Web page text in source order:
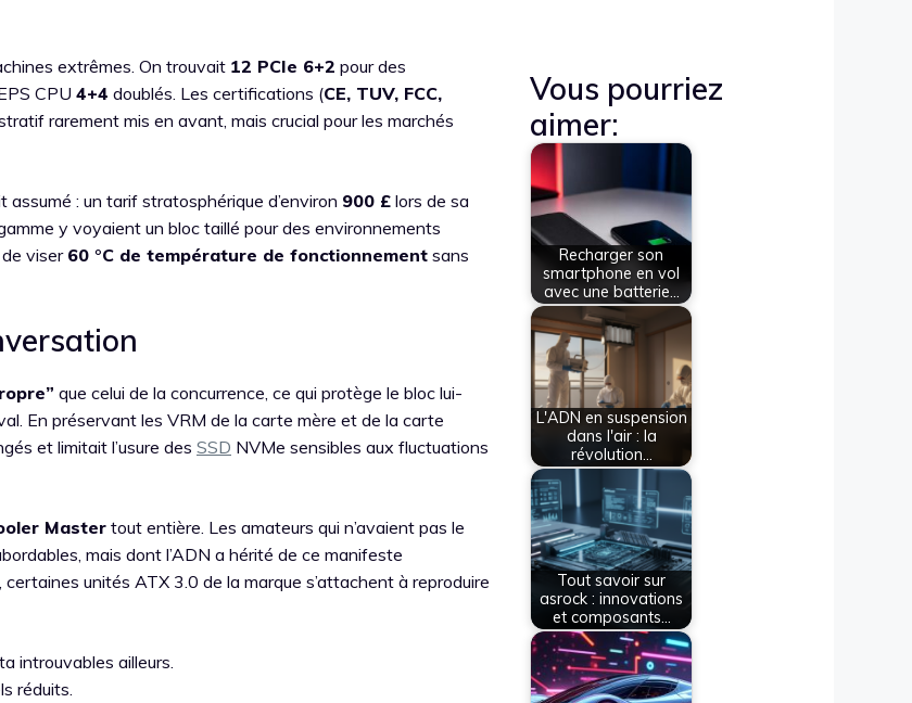
extrêmes. On trouvait 12 PCIe 6+2 pour des
CPU 4+4 doublés. Les certifications (CE, TUV, FCC,
rarement mis en avant, mais crucial pour les marchés
: un tarif stratosphérique d’environ 900 £ lors de sa
y voyaient un bloc taillé pour des environnements
viser 60 °C de température de fonctionnement sans
que celui de la concurrence, ce qui protège le bloc lui-
En préservant les VRM de la carte mère et de la carte
et limitait l’usure des SSD NVMe sensibles aux fluctuations
Master tout entière. Les amateurs qui n’avaient pas le
mais dont l’ADN a hérité de ce manifeste
certaines unités ATX 3.0 de la marque s’attachent à reproduire
introuvables ailleurs.
réduits.
Vous pourriez
aimer:
Recharger son
smartphone en vol
avec une batterie…
L'ADN en suspension
dans l'air : la
révolution…
Tout savoir sur
asrock : innovations
et composants…